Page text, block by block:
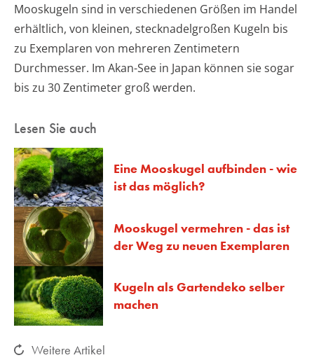
Mooskugeln sind in verschiedenen Größen im Handel
erhältlich, von kleinen, stecknadelgroßen Kugeln bis
zu Exemplaren von mehreren Zentimetern
Durchmesser. Im Akan-See in Japan können sie sogar
bis zu 30 Zentimeter groß werden.
Lesen Sie auch
Eine Mooskugel aufbinden - wie
ist das möglich?
Mooskugel vermehren - das ist
der Weg zu neuen Exemplaren
Kugeln als Gartendeko selber
machen
Weitere Artikel